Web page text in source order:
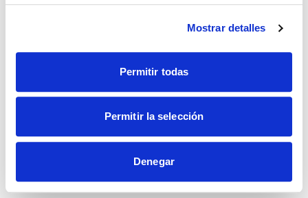
Mostrar detalles
Permitir todas
Permitir la selección
Denegar